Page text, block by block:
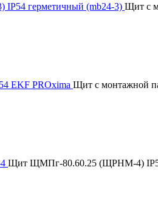
герметичный (mb24-3) Щит с
EKF PROxima Щит с монтажной
Щит ЩМПг-80.60.25 (ЩРНМ-4)